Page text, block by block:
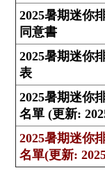
2025暑期迷你
同意書
2025暑期迷你
表
2025暑期迷你
名單 (更新:
2025暑期迷你
名單(更新: